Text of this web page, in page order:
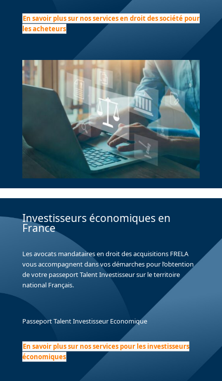
En savoir plus sur nos services en droit des société pour
les acheteurs
Investisseurs économiques en
France
Les avocats mandataires en droit des acquisitions FRELA
vous accompagnent dans vos démarches pour l’obtention
de votre passeport Talent Investisseur sur le territoire
national Français.
Passeport Talent Investisseur Economique
En savoir plus sur nos services pour les investisseurs
économiques